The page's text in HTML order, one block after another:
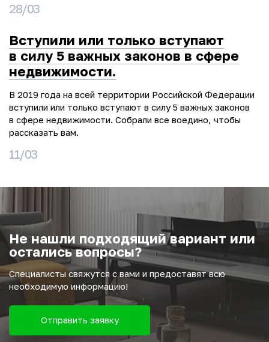
28/03
Вступили или только вступают
в силу 5 важных законов в сфере
недвижимости.
В 2019 года на всей территории Российской Федерации
вступили или только вступают в силу 5 важных законов
в сфере недвижимости. Собрали все воедино, чтобы
рассказать вам.
11/03
Не нашли подходящий вариант или
остались вопросы?
Специалисты свяжутся с вами и предоставят всю
необходимую информацию!
Отправить заявку